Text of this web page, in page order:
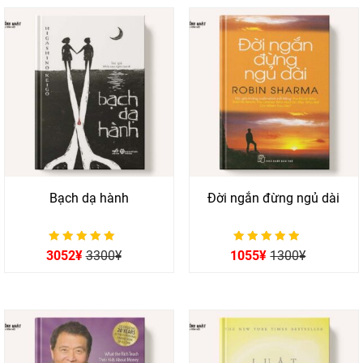
Bạch dạ hành
Được xếp hạng
0
3052¥ 3300¥
Đời ngắn đừng ngủ dài
Được xếp hạng
0
1055¥ 1300¥